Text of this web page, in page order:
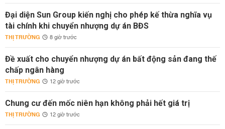
Đại diện Sun Group kiến nghị cho phép kế thừa nghĩa vụ
tài chính khi chuyển nhượng dự án BĐS
THỊ TRƯỜNG 8 giờ trước
Đề xuất cho chuyển nhượng dự án bất động sản đang thế
chấp ngân hàng
THỊ TRƯỜNG 12 giờ trước
Chung cư đến mốc niên hạn không phải hết giá trị
THỊ TRƯỜNG 12 giờ trước